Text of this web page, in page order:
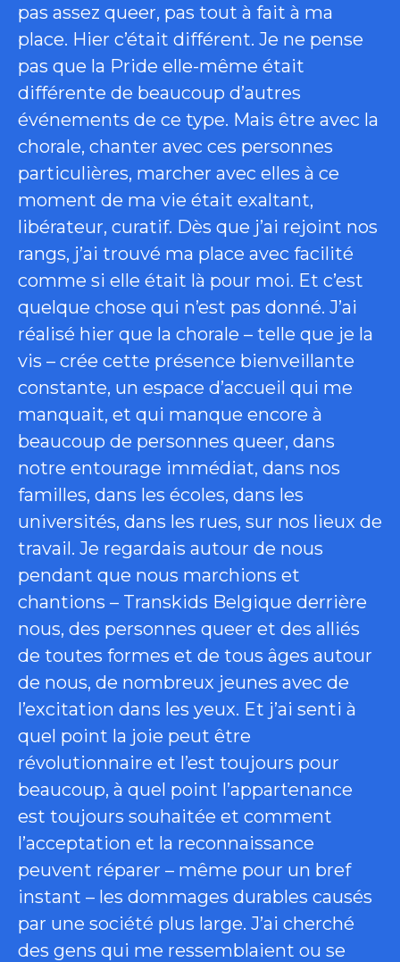
pas assez queer, pas tout à fait à ma
place. Hier c’était différent. Je ne pense
pas que la Pride elle-même était
différente de beaucoup d’autres
événements de ce type. Mais être avec la
chorale, chanter avec ces personnes
particulières, marcher avec elles à ce
moment de ma vie était exaltant,
libérateur, curatif. Dès que j’ai rejoint nos
rangs, j’ai trouvé ma place avec facilité
comme si elle était là pour moi. Et c’est
quelque chose qui n’est pas donné. J’ai
réalisé hier que la chorale – telle que je la
vis – crée cette présence bienveillante
constante, un espace d’accueil qui me
manquait, et qui manque encore à
beaucoup de personnes queer, dans
notre entourage immédiat, dans nos
familles, dans les écoles, dans les
universités, dans les rues, sur nos lieux de
travail. Je regardais autour de nous
pendant que nous marchions et
chantions – Transkids Belgique derrière
nous, des personnes queer et des alliés
de toutes formes et de tous âges autour
de nous, de nombreux jeunes avec de
l’excitation dans les yeux. Et j’ai senti à
quel point la joie peut être
révolutionnaire et l’est toujours pour
beaucoup, à quel point l’appartenance
est toujours souhaitée et comment
l’acceptation et la reconnaissance
peuvent réparer – même pour un bref
instant – les dommages durables causés
par une société plus large. J’ai cherché
des gens qui me ressemblaient ou se